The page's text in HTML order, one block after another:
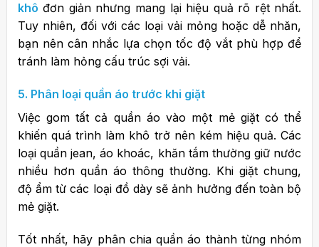
khô đơn giản nhưng mang lại hiệu quả rõ rệt nhất.
Tuy nhiên, đối với các loại vải mỏng hoặc dễ nhăn,
bạn nên cân nhắc lựa chọn tốc độ vắt phù hợp để
tránh làm hỏng cấu trúc sợi vải.
5. Phân loại quần áo trước khi giặt
Việc gom tất cả quần áo vào một mẻ giặt có thể
khiến quá trình làm khô trở nên kém hiệu quả.Các
loại quần jean, áo khoác, khăn tắm thường giữ nước
nhiều hơn quần áo thông thường. Khi giặt chung,
độ ẩm từ các loại đồ dày sẽ ảnh hưởng đến toàn bộ
mẻ giặt.
Tốt nhất, hãy phân chia quần áo thành từng nhóm